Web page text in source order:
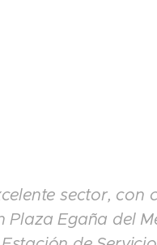
sector, con
Egaña del